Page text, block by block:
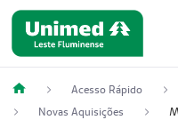
Acesso Rápido
Novas Aquisições